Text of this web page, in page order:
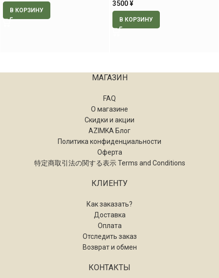
В КОРЗИНУ
3500¥
В КОРЗИНУ
МАГАЗИН
FAQ
О магазине
Скидки и акции
AZIMKA Блог
Политика конфиденциальности
Оферта
特定商取引法の関する表示 Terms and Conditions
КЛИЕНТУ
Как заказать?
Доставка
Оплата
Отследить заказ
Возврат и обмен
КОНТАКТЫ